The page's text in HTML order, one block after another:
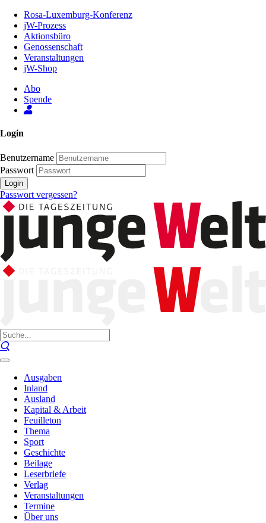
Inhalt
Seite
Rosa-Luxemburg-Konferenz
jW-Prozess
Aktionsbüro
Genossenschaft
Veranstaltungen
jW-Shop
Abo
Spende
Login
Benutzername
Passwort
Login
Passwort vergessen?
Ausgaben
Inland
Ausland
Kapital & Arbeit
Feuilleton
Thema
Sport
Geschichte
Beilage
Leserbriefe
Verlag
Veranstaltungen
Termine
Über uns